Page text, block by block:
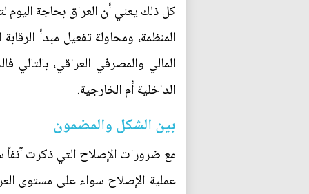
كل ذلك يعني أن العراق بحاجة اليوم
المنظمة، ومحاولة تفعيل مبدأ
المالي والمصرفي العراقي،
الداخلية أم الخارجية.
بين الشكل والمضمون
مع ضرورات الإصلاح التي ذكرت آنفاً
عملية الإصلاح سواء على مستوى